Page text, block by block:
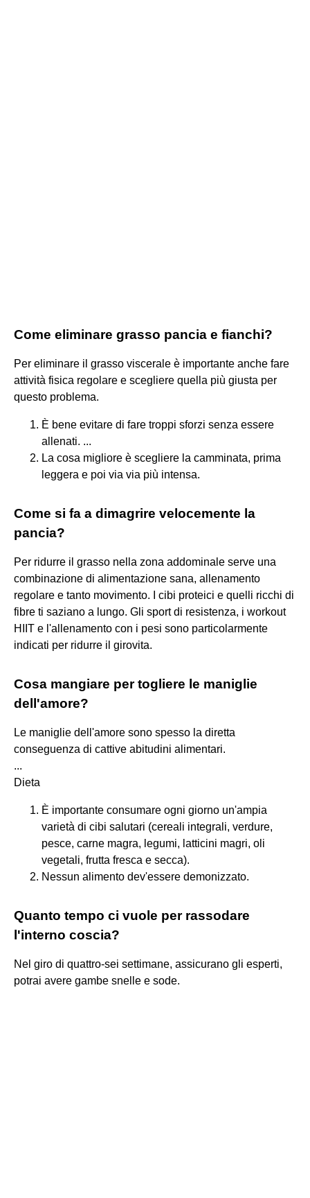
Come eliminare grasso pancia e fianchi?
Per eliminare il grasso viscerale è importante anche fare
attività fisica regolare e scegliere quella più giusta per
questo problema.
È bene evitare di fare troppi sforzi senza essere
allenati. ...
La cosa migliore è scegliere la camminata, prima
leggera e poi via via più intensa.
Come si fa a dimagrire velocemente la
pancia?
Per ridurre il grasso nella zona addominale serve una
combinazione di alimentazione sana, allenamento
regolare e tanto movimento. I cibi proteici e quelli ricchi di
fibre ti saziano a lungo. Gli sport di resistenza, i workout
HIIT e l'allenamento con i pesi sono particolarmente
indicati per ridurre il girovita.
Cosa mangiare per togliere le maniglie
dell'amore?
Le maniglie dell'amore sono spesso la diretta
conseguenza di cattive abitudini alimentari.
...
Dieta
È importante consumare ogni giorno un'ampia
varietà di cibi salutari (cereali integrali, verdure,
pesce, carne magra, legumi, latticini magri, oli
vegetali, frutta fresca e secca).
Nessun alimento dev'essere demonizzato.
Quanto tempo ci vuole per rassodare
l'interno coscia?
Nel giro di quattro-sei settimane, assicurano gli esperti,
potrai avere gambe snelle e sode.